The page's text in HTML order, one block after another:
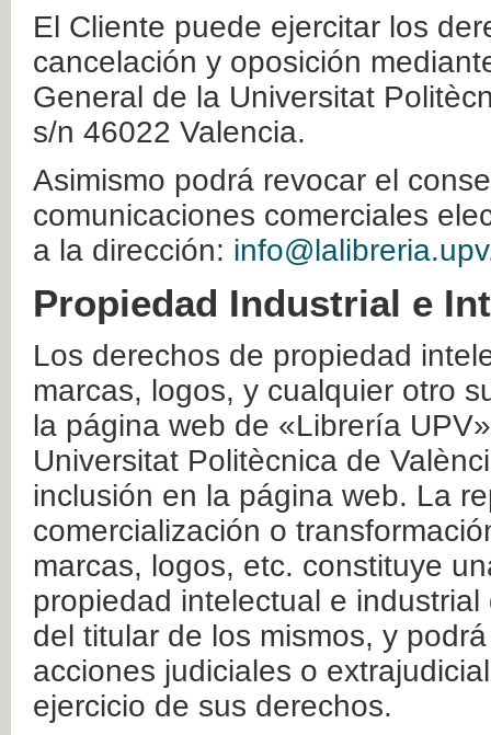
El Cliente puede ejercitar los
cancelación y oposición
General de la Universitat
s/n 46022 Valencia.
Asimismo podrá revocar el
comunicaciones comerciales
a la dirección:
Propiedad Industrial e
Los derechos de propiedad
marcas, logos, y cualquier otro
la página web de «Librería
Universitat Politècnica de
inclusión en la página web. La
comercialización o
marcas, logos, etc. constituye
propiedad intelectual e
del titular de los mismos, y
acciones judiciales o
ejercicio de sus derechos.